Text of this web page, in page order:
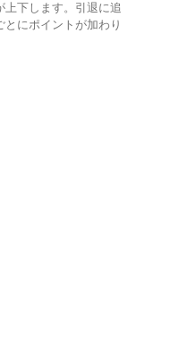
下します。引退に追
にポイントが加わり